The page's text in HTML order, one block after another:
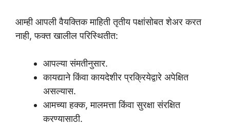
आम्ही आपली वैयक्तिक माहिती तृतीय पक्षांसोबत शेअर करत
नाही, फक्त खालील परिस्थितीत:
आपल्या संमतीनुसार.
कायद्याने किंवा कायदेशीर प्रक्रियेद्वारे अपेक्षित
असल्यास.
आमच्या हक्क, मालमत्ता किंवा सुरक्षा संरक्षित
करण्यासाठी.